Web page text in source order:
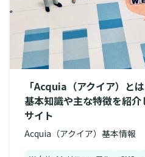
「Acquia（アクイア）と
基本知識や主な特徴を紹
サイト
Acquia（アクイア）基本情報